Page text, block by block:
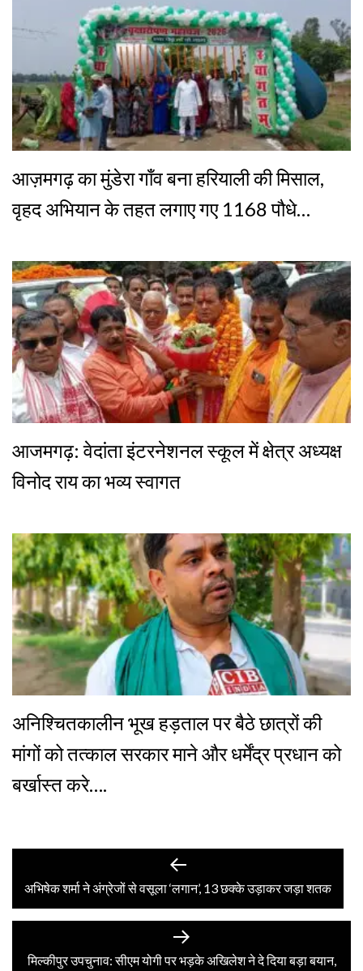
आज़मगढ़ का मुंडेरा गाँव बना हरियाली की मिसाल,
वृहद अभियान के तहत लगाए गए 1168 पौधे…
आजमगढ़: वेदांता इंटरनेशनल स्कूल में क्षेत्र अध्यक्ष
विनोद राय का भव्य स्वागत
अनिश्चितकालीन भूख हड़ताल पर बैठे छात्रों की
मांगों को तत्काल सरकार माने और धर्मेंद्र प्रधान को
बर्खास्त करे….
navigation
Previous
post:
अभिषेक शर्मा ने अंग्रेजों से वसूला ‘लगान’, 13 छक्के उड़ाकर जड़ा शतक
Next
post:
मिल्कीपुर उपचुनाव: सीएम योगी पर भड़के अखिलेश ने दे दिया बड़ा बयान,